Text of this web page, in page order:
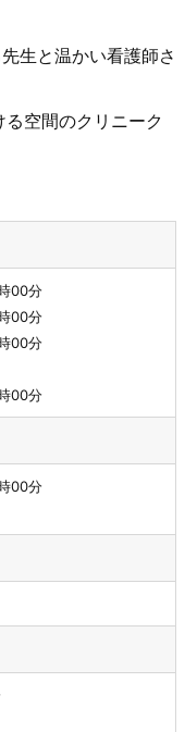
生と温かい看護師さ
空間のクリニーク
00分
00分
00分
00分
00分